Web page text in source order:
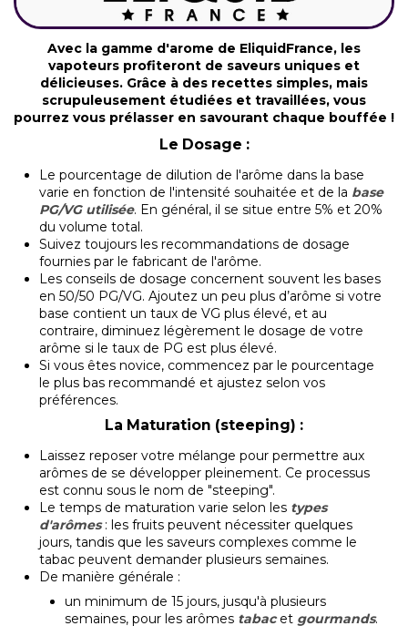
Avec la gamme d'arome de EliquidFrance, les
vapoteurs profiteront de saveurs uniques et
délicieuses. Grâce à des recettes simples, mais
scrupuleusement étudiées et travaillées, vous
pourrez vous prélasser en savourant chaque bouffée !
Le Dosage :
Le pourcentage de dilution de l'arôme dans la base
varie en fonction de l'intensité souhaitée et de la base
PG/VG utilisée. En général, il se situe entre 5% et 20%
du volume total.
Suivez toujours les recommandations de dosage
fournies par le fabricant de l'arôme.
Les conseils de dosage concernent souvent les bases
en 50/50 PG/VG. Ajoutez un peu plus d’arôme si votre
base contient un taux de VG plus élevé, et au
contraire, diminuez légèrement le dosage de votre
arôme si le taux de PG est plus élevé.
Si vous êtes novice, commencez par le pourcentage
le plus bas recommandé et ajustez selon vos
préférences.
La Maturation (steeping) :
Laissez reposer votre mélange pour permettre aux
arômes de se développer pleinement. Ce processus
est connu sous le nom de "steeping".
Le temps de maturation varie selon les types
d'arômes: les fruits peuvent nécessiter quelques
jours, tandis que les saveurs complexes comme le
tabac peuvent demander plusieurs semaines.
De manière générale :
un minimum de 15 jours, jusqu'à plusieurs
semaines, pour les arômes tabacet gourmands.